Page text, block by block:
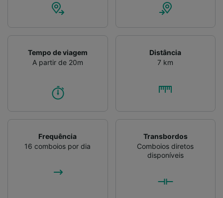
Tempo de viagem
A partir de 20m
Distância
7 km
Frequência
16 comboios por dia
Transbordos
Comboios diretos
disponíveis